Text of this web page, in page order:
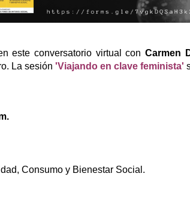
este conversatorio virtual conCarmen
La sesión 'Viajando en clave feminista'
Consumo y Bienestar Social.